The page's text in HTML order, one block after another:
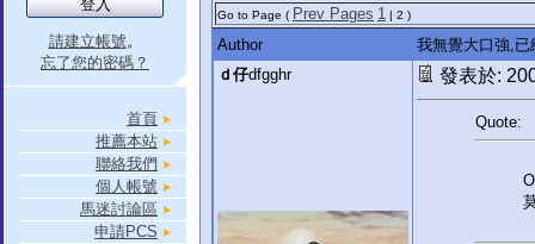
請建立帳號。
忘了您的密碼？
首頁
推薦本站
聯絡我們
個人帳號
馬迷討論區
申請PCS
Go to Page ( Prev Pages 1 | 2 )
Author
我無覺大口強,
ｄ仔dfgghr 發表於:
Quote: